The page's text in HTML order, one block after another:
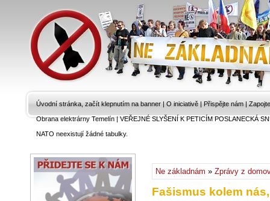
Úvodní stránka, začít klepnutím na banner | O iniciativě | Přispějte nám |
Obrana elektrárny Temelín|VEŘEJNÉ SLYŠENÍ K PETICÍM POSLANECKÁ
NATO neexistují žádné tabulky.
Ne základnám » Zprávy z
Fašismus kolem